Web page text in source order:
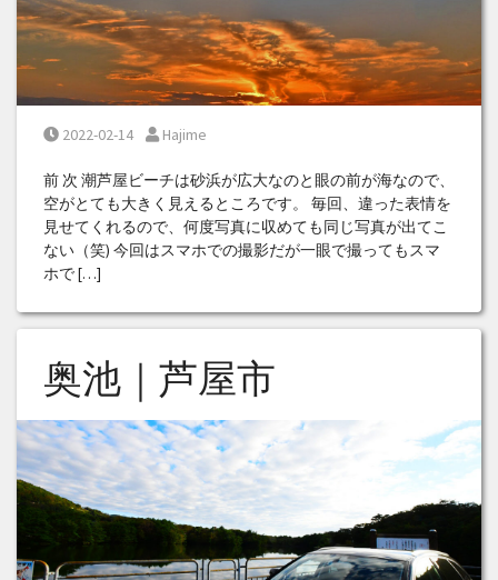
Posted on
2022-02-14 Posted by
Hajime
前 次 潮芦屋ビーチは砂浜が広大なのと眼の前が海なので、
空がとても大きく見えるところです。 毎回、違った表情を
見せてくれるので、何度写真に収めても同じ写真が出てこ
ない（笑) 今回はスマホでの撮影だが一眼で撮ってもスマ
ホで […]
奥池｜芦屋市